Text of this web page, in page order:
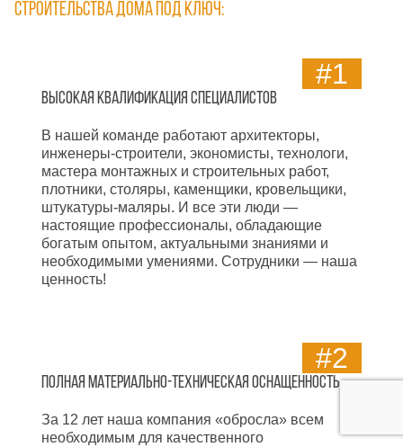
строительства дома под ключ:
#1
Высокая квалификация специалистов
В нашей команде работают архитекторы,
инженеры-строители, экономисты, технологи,
мастера монтажных и строительных работ,
плотники, столяры, каменщики, кровельщики,
штукатуры-маляры. И все эти люди —
настоящие профессионалы, обладающие
богатым опытом, актуальными знаниями и
необходимыми умениями. Сотрудники — наша
ценность!
#2
Полная материально-техническая оснащенность
За 12 лет наша компания «обросла» всем
необходимым для качественного